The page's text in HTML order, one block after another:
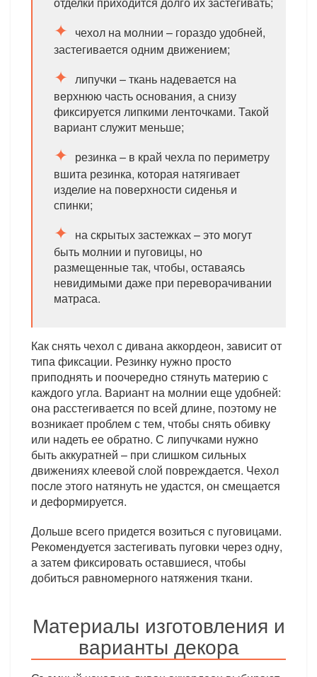
чехол на молнии – гораздо удобней,
застегивается одним движением;
липучки – ткань надевается на
верхнюю часть основания, а снизу
фиксируется липкими ленточками. Такой
вариант служит меньше;
резинка – в край чехла по периметру
вшита резинка, которая натягивает
изделие на поверхности сиденья и
спинки;
на скрытых застежках – это могут
быть молнии и пуговицы, но
размещенные так, чтобы, оставаясь
невидимыми даже при переворачивании
матраса.
Как снять чехол с дивана аккордеон, зависит от
типа фиксации. Резинку нужно просто
приподнять и поочередно стянуть материю с
каждого угла. Вариант на молнии еще удобней:
она расстегивается по всей длине, поэтому не
возникает проблем с тем, чтобы снять обивку
или надеть ее обратно. С липучками нужно
быть аккуратней – при слишком сильных
движениях клеевой слой повреждается. Чехол
после этого натянуть не удастся, он смещается
и деформируется.
Дольше всего придется возиться с пуговицами.
Рекомендуется застегивать пуговки через одну,
а затем фиксировать оставшиеся, чтобы
добиться равномерного натяжения ткани.
Материалы изготовления и
варианты декора